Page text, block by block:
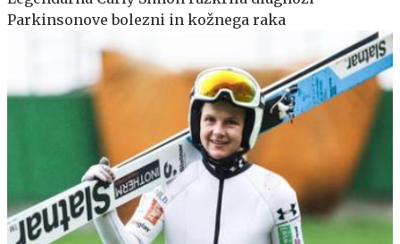
Parkinsonove bolezni in kožnega raka